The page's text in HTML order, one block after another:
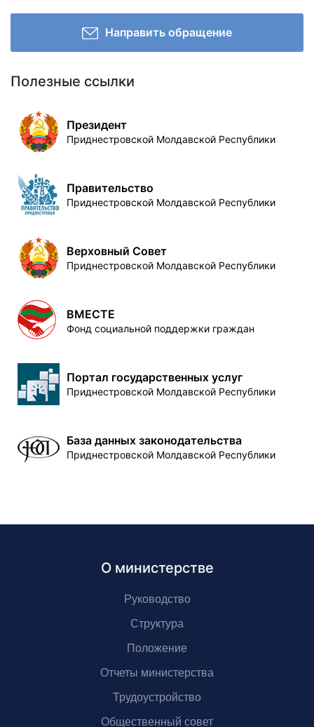
Направить обращение
Полезные ссылки
Президент
Приднестровской Молдавской Республики
Правительство
Приднестровской Молдавской Республики
Верховный Совет
Приднестровской Молдавской Республики
ВМЕСТЕ
Фонд социальной поддержки граждан
Портал государственных услуг
Приднестровской Молдавской Республики
База данных законодательства
Приднестровской Молдавской Республики
О министерстве
Руководство
Структура
Положение
Отчеты министерства
Трудоустройство
Общественный совет